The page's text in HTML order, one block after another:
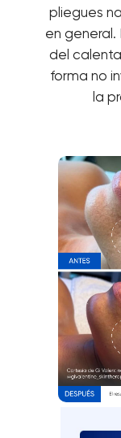
pliegues
en general.
del
forma no
la